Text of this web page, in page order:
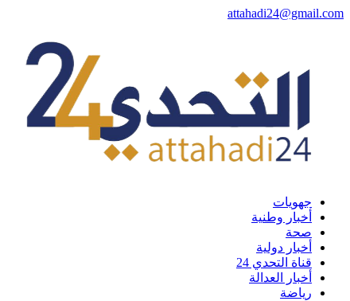
attahadi24@gmail.com
جهويات
أخبار وطنية
صحة
أخبار دولية
قناة التحدي 24
أخبار العدالة
رياضة